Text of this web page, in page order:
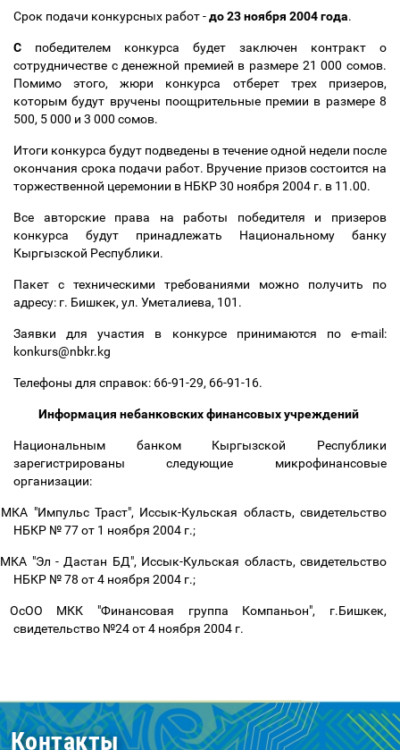
Срок подачи конкурсных работ -до 23 ноября 2004 года.
С победителем конкурса будет заключен контракт о
сотрудничестве с денежной премией в размере 21 000 сомов.
Помимо этого, жюри конкурса отберет трех призеров,
которым будут вручены поощрительные премии в размере 8
500, 5 000 и 3 000 сомов.
Итоги конкурса будут подведены в течение одной недели после
окончания срока подачи работ. Вручение призов состоится на
торжественной церемонии в НБКР 30 ноября 2004 г. в 11.00.
Все авторские права на работы победителя и призеров
конкурса будут принадлежать Национальному банку
Кыргызской Республики.
Пакет с техническими требованиями можно получить по
адресу: г. Бишкек, ул. Уметалиева, 101.
Заявки для участия в конкурсе принимаются по e-mail:
konkurs@nbkr.kg
Телефоны для справок: 66-91-29, 66-91-16.
Информация небанковских финансовых учреждений
Национальным банком Кыргызской Республики
зарегистрированы следующие микрофинансовые
организации:
МКА "Импульс Траст", Иссык-Кульская область, свидетельство
НБКР № 77 от 1 ноября 2004 г.;
МКА "Эл - Дастан БД", Иссык-Кульская область, свидетельство
НБКР № 78 от 4 ноября 2004 г.;
ОсОО МКК "Финансовая группа Компаньон", г.Бишкек,
свидетельство №24 от 4 ноября 2004 г.
Контакты